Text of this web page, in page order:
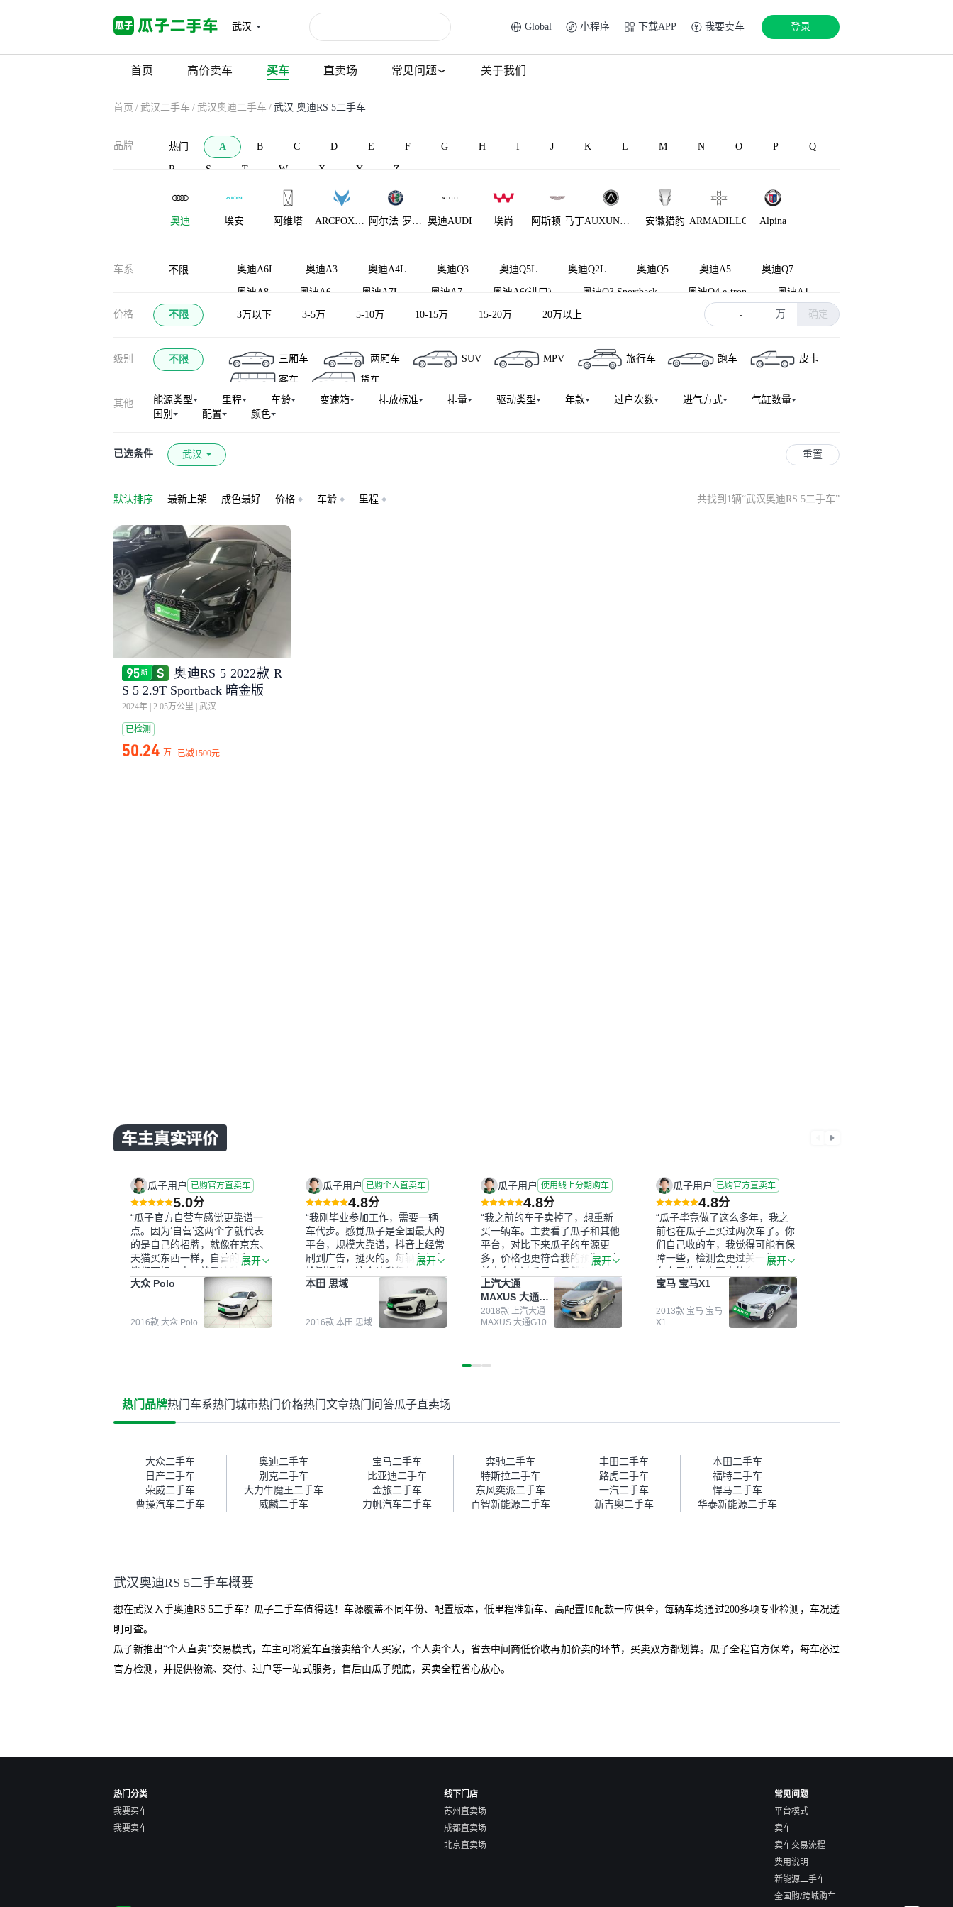
武汉 Global 小程序 下载APP 我要卖车 登录
首页 高价卖车 买车 直卖场 常见问题 关于我们
首页 / 武汉二手车 / 武汉奥迪二手车 / 武汉 奥迪RS 5二手车
品牌 热门 A B C D E F G H I J K L M N O P Q
R S T W X Y Z
奥迪 埃安 阿维塔
ARCFOX极 阿尔法·罗密 奥迪AUDI 埃尚 阿斯顿·马丁AUXUN傲
安徽猎豹 ARMADILLO Alpina
AC Schnitzer 安凯客车 AM晓奥
车系 不限 奥迪A6L 奥迪A3 奥迪A4L 奥迪Q3 奥迪Q5L 奥迪Q2L 奥迪Q5 奥迪A5 奥迪Q7
奥迪A8 奥迪A6 奥迪A7L 奥迪A7 奥迪A6(进口) 奥迪Q3 Sportback 奥迪Q4 e-tron 奥迪A1
奥迪A3(进口) 奥迪Q2L e-tron 奥迪TT 奥迪A4(进口) 奥迪Q8 奥迪A5L
奥迪Q5(进口) 奥迪S5 奥迪e-tron(进口) 奥迪Q7（平行进口） 奥迪RS 5 奥迪Q3(进口) 奥迪RS 7
奥迪S6 奥迪RS 4 奥迪RS 3
奥迪S7 奥迪Q7新能源 奥迪A8新能源 奥迪SQ5 奥迪A6L e-tron 奥迪e-tron GT 奥迪SQ7
价格 不限 3万以下 3-5万 5-10万 10-15万 15-20万 20万以上 - 万 确定
级别 不限 三厢车 两厢车 SUV MPV 旅行车 跑车
皮卡
客车
货车
其他 能源类型 里程 车龄 变速箱 排放标准 排量 驱动类型 年款 过户次数 进气方式
气缸数量
国别
配置 颜色
已选条件 武汉 重置
默认排序 最新上架 成色最好 价格 车龄 里程 共找到1辆“武汉奥迪RS 5二手车”
奥迪RS 5 2022款 R
S 5 2.9T Sportback 暗金版
2024年 2.05万公里 武汉
已检测
50.24 万 已减1500元
瓜子用户 已购官方直卖车
5.0分
“瓜子官方自营车感觉更靠谱一
点。因为‘自营’这两个字就代表
的是自己的招牌，就像在京东、
天猫买东西一样，自营的东西可
能都要好一点。就是这种刻板印
象吧。一开始买二手车的时候，
我确实有担心过事故车、泡水车
这些问题。瓜子的检测报告其实
并不能完全打消顾虑，因为我也
果跟你们的报告是符合的，所以
这次车况没问题。购车流程挺快
车。去之前我提前跟交接人员说
好，到了之后要当着我的面再做
一次复检，你们也安排了师傅，
服务可以，速度很快。体验下来
自营车的感觉是要比个人车好一
我协商，主动权在平台手里。”
展开
大众 Polo
2016款 大众 Polo
瓜子用户 已购个人直卖车
4.8分
“我刚毕业参加工作，需要一辆
车代步。感觉瓜子是全国最大的
平台，规模大靠谱，抖音上经常
刷到广告，挺火的。每辆车都有
检测报告，这个让我很放心。去
外面买车全凭卖家一张嘴，不敢
买。我买了本田思域，白色，过
户次数少，公里数符合，虽然价
格比我心理预期略高一点，但瓜
价格比车商那便宜，车况也有检
展开
本田 思域
2016款 本田 思域
瓜子用户 使用线上分期购车
4.8分
“我之前的车子卖掉了，想重新
买一辆车。主要看了瓜子和其他
平台，对比下来瓜子的车源更
多，价格也更符合我的预期。之
前卖车来过瓜子，虽然价格没谈
成，但APP一直留着。瓜子毕竟
是大平台，整体印象还好。我最
终买了一台上汽大通，18年的
车，公里数9万多，符合我的要
捷，其他平台的分期需要到当地
障。”
展开
上汽大通
MAXUS 大通
G10
2018款 上汽大通
MAXUS 大通G10
瓜子用户 已购官方直卖车
4.8分
“瓜子毕竟做了这么多年，我之
前也在瓜子上买过两次车了。你
们自己收的车，我觉得可能有保
障一些，检测会更过关一些。平
台自己收上来再卖的车，应该更
可靠。我买的是宝马X1，主要看
中它的价格和公里数比较合适。
另外，瓜子承诺无火烧、无事
故、无泡水、无调表，在平台自
帮我谈价。自营车我讲过价，最
后是通过花一块钱买优惠券的方
式，便宜了800块钱成交。”
展开
宝马 宝马X1
2013款 宝马 宝马
X1
热门品牌热门车系热门城市热门价格热门文章热门问答瓜子直卖场
大众二手车 奥迪二手车 宝马二手车 奔驰二手车 丰田二手车
本田二手车
日产二手车
别克二手车 比亚迪二手车 特斯拉二手车 路虎二手车
福特二手车
荣威二手车
大力牛魔王二手车 金旅二手车 东风奕派二手车 一汽二手车
悍马二手车
曹操汽车二手车
威麟二手车 力帆汽车二手车 百智新能源二手车 新吉奥二手车 华泰新能源二手车
武汉奥迪RS 5二手车概要
想在武汉入手奥迪RS 5二手车？瓜子二手车值得选！车源覆盖不同年份、配置版本，低里程准新车、高配置顶配款一应俱全，每辆车均通过200多项专业检测，车况透
明可查。
瓜子新推出“个人直卖”交易模式，车主可将爱车直接卖给个人买家，个人卖个人，省去中间商低价收再加价卖的环节，买卖双方都划算。瓜子全程官方保障，每车必过
官方检测，并提供物流、交付、过户等一站式服务，售后由瓜子兜底，买卖全程省心放心。
热门分类
我要买车
我要卖车
线下门店
苏州直卖场
成都直卖场
北京直卖场
常见问题
平台模式
卖车
卖车交易流程
费用说明
新能源二手车
全国购/跨城购车